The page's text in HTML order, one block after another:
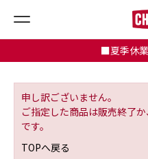
■夏季休
申し訳ございません。
ご指定した商品は販売終了
です。
TOPへ戻る